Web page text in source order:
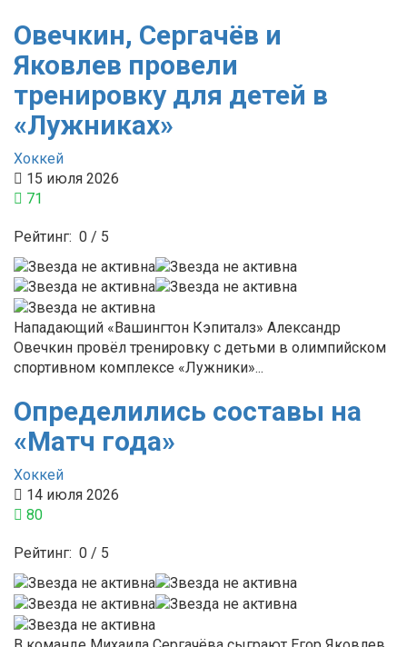
Овечкин, Сергачёв и
Яковлев провели
тренировку для детей в
«Лужниках»
Хоккей
15 июля 2026
71
Рейтинг: 0 / 5
Нападающий «Вашингтон Кэпиталз» Александр
Овечкин провёл тренировку с детьми в олимпийском
спортивном комплексе «Лужники»...
Определились составы на
«Матч года»
Хоккей
14 июля 2026
80
Рейтинг: 0 / 5